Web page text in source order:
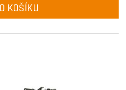
KOŠÍKU